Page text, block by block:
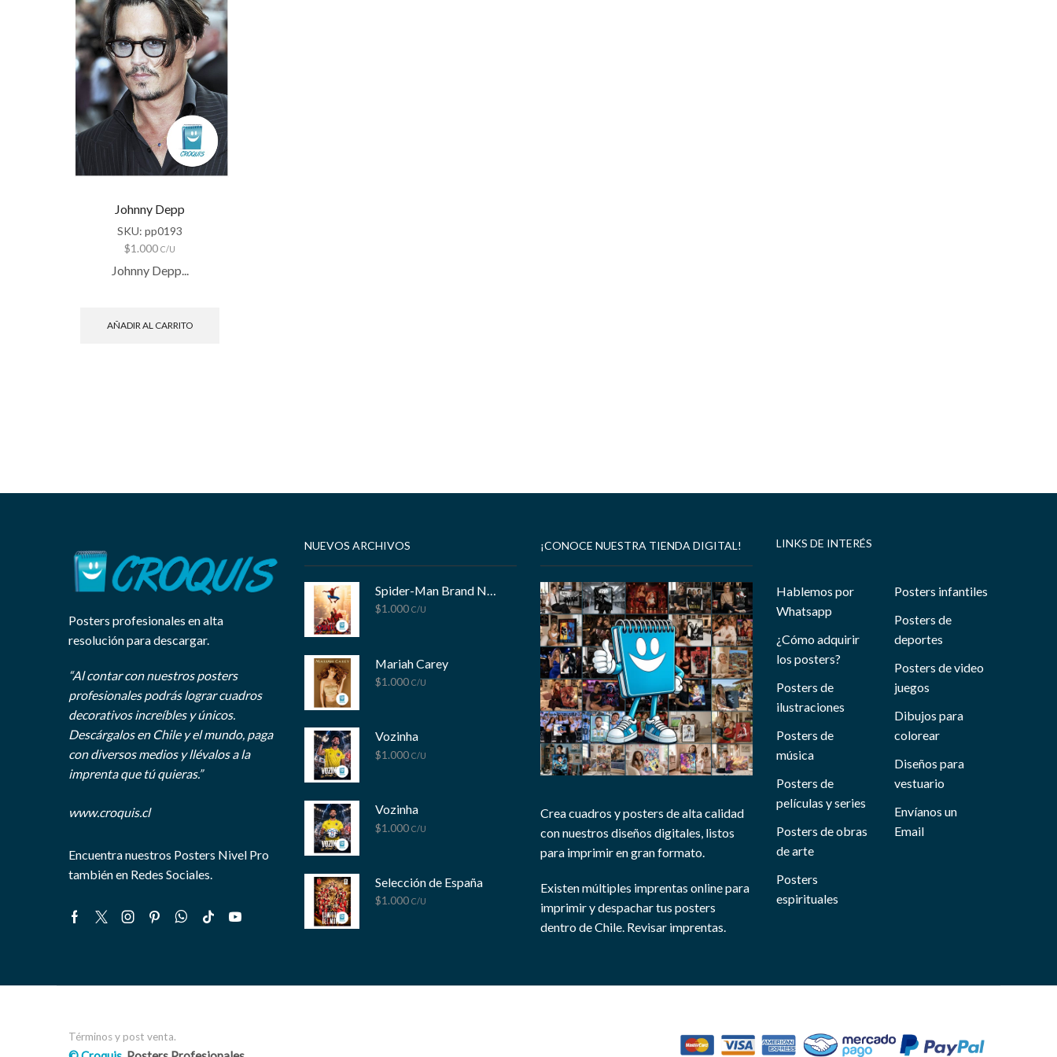
Johnny Depp
SKU: pp0193
$1.000 C/U
Johnny Depp...
AÑADIR AL CARRITO
Posters profesionales en alta
resolución para descargar.
“Al contar con nuestros posters
profesionales podrás lograr cuadros
decorativos increíbles y únicos.
Descárgalos en Chile y el mundo, paga
con diversos medios y llévalos a la
imprenta que tú quieras.”
www.croquis.cl
Encuentra nuestros Posters Nivel Pro
también en Redes Sociales.
Facebook
TwitterInstagram
PinterestWhatsapp
Tik- Youtube
NUEVOS ARCHIVOS
$1.000 C/U
Mariah Carey
$1.000 C/U
Vozinha
$1.000 C/U
Vozinha
$1.000 C/U
Selección de España
$1.000 C/U
¡CONOCE NUESTRA TIENDA DIGITAL!
Crea cuadros y posters de alta calidad
con nuestros diseños digitales, listos
para imprimir en gran formato.
Existen múltiples imprentas online para
imprimir y despachar tus posters
dentro de Chile. Revisar imprentas.
LINKS DE INTERÉS
Hablemos por
Whatsapp
¿Cómo adquirir
los posters?
Posters de
ilustraciones
Posters de
música
Posters de
películas y series
Posters de obras
de arte
Posters
espirituales
Posters infantiles
Posters de
deportes
Posters de video
juegos
Dibujos para
colorear
Diseños para
vestuario
Envíanos un
Email
Términos y post venta.